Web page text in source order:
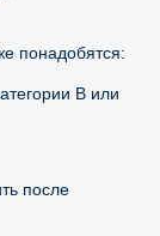
понадобятся:
В или
после